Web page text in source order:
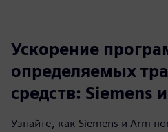
Ускорение
определяемых
средств: Siemens
Узнайте, как Siemens и Arm